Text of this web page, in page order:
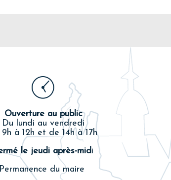
Ouverture au public
Du lundi au vendredi
à 12h et de 14h à 17h
le jeudi après-midi
Permanence du maire